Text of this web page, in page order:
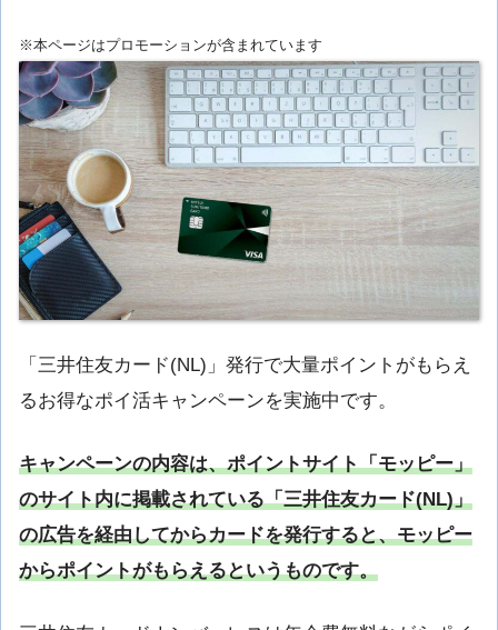
※本ページはプロモーションが含まれています
「三井住友カード(NL)」発行で大量ポイントがもらえ
るお得なポイ活キャンペーンを実施中です。
キャンペーンの内容は、ポイントサイト「モッピー」
のサイト内に掲載されている「三井住友カード(NL)」
の広告を経由してからカードを発行すると、モッピー
からポイントがもらえるというものです。